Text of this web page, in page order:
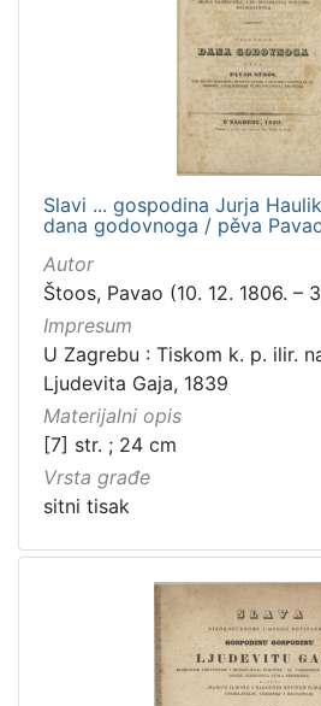
Slavi ... gospodina Jurja
dana godovnoga / pěva
Autor
Štoos, Pavao (10. 12. 1806. –
Impresum
U Zagrebu : Tiskom k. p. ilir.
Ljudevita Gaja, 1839
Materijalni opis
[7] str. ; 24 cm
Vrsta građe
sitni tisak